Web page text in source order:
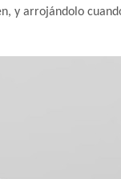
y arrojándolo